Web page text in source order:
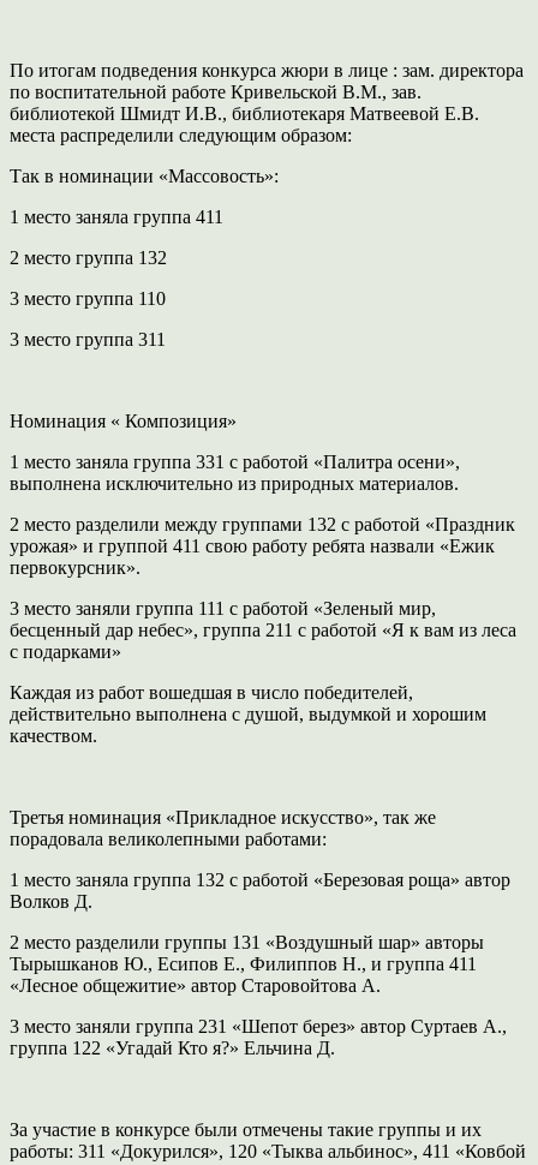
По итогам подведения конкурса жюри в лице : зам. директора
по воспитательной работе Кривельской В.М., зав.
библиотекой Шмидт И.В., библиотекаря Матвеевой Е.В.
места распределили следующим образом:
Так в номинации «Массовость»:
1 место заняла группа 411
2 место группа 132
3 место группа 110
3 место группа 311
Номинация « Композиция»
1 место заняла группа 331 с работой «Палитра осени»,
выполнена исключительно из природных материалов.
2 место разделили между группами 132 с работой «Праздник
урожая» и группой 411 свою работу ребята назвали «Ежик
первокурсник».
3 место заняли группа 111 с работой «Зеленый мир,
бесценный дар небес», группа 211 с работой «Я к вам из леса
с подарками»
Каждая из работ вошедшая в число победителей,
действительно выполнена с душой, выдумкой и хорошим
качеством.
Третья номинация «Прикладное искусство», так же
порадовала великолепными работами:
1 место заняла группа 132 с работой «Березовая роща» автор
Волков Д.
2 место разделили группы 131 «Воздушный шар» авторы
Тырышканов Ю., Есипов Е., Филиппов Н., и группа 411
«Лесное общежитие» автор Старовойтова А.
3 место заняли группа 231 «Шепот берез» автор Суртаев А.,
группа 122 «Угадай Кто я?» Ельчина Д.
За участие в конкурсе были отмечены такие группы и их
работы: 311 «Докурился», 120 «Тыква альбинос», 411 «Ковбой